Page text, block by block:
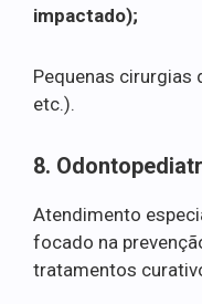
impactado);
Pequenas cirurgias
etc.).
8.
Atendimento
focado na
tratamentos